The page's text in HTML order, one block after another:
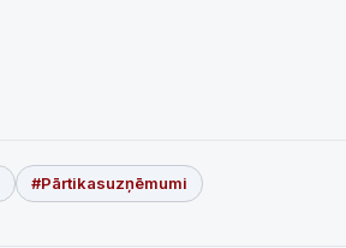
#Pārtikasuzņēmumi